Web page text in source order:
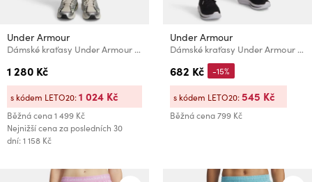
Under Armour
Dámské kraťasy Under Armour UA Unstoppable Utility Skirt
1 280 Kč
Běžná cena1 499 Kč
Nejnižší cena za posledních 30
dní: 1 158 Kč
s kódem LETO20:1 024 Kč
Under Armour
Dámské kraťasy Under Armour UA Fly By 3'' Shorts
682 Kč
Běžná cena799 Kč
-15%
s kódem LETO20:545 Kč